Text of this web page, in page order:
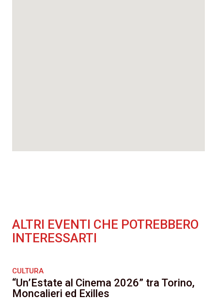
ALTRI EVENTI CHE POTREBBERO
INTERESSARTI
CULTURA
“Un’Estate al Cinema 2026” tra Torino,
Moncalieri ed Exilles